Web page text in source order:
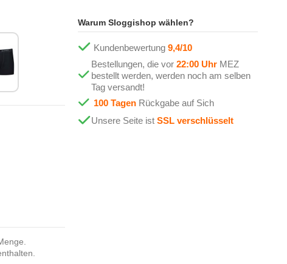
Warum Sloggishop wählen?
Kundenbewertung 9,4/10
Bestellungen, die vor 22:00 UhrMEZ
bestellt werden, werden noch am selben
Tag versandt!
100 TagenRückgabe auf Sich
Unsere Seite ist SSL verschlüsselt